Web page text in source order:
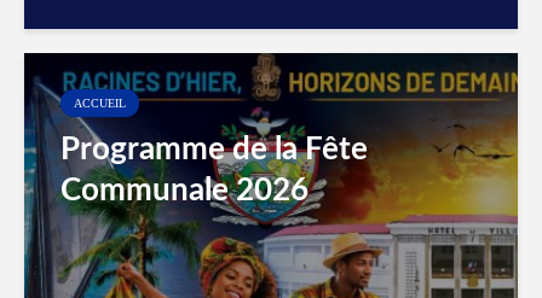
ACCUEIL
Programme de la Fête
Communale 2026